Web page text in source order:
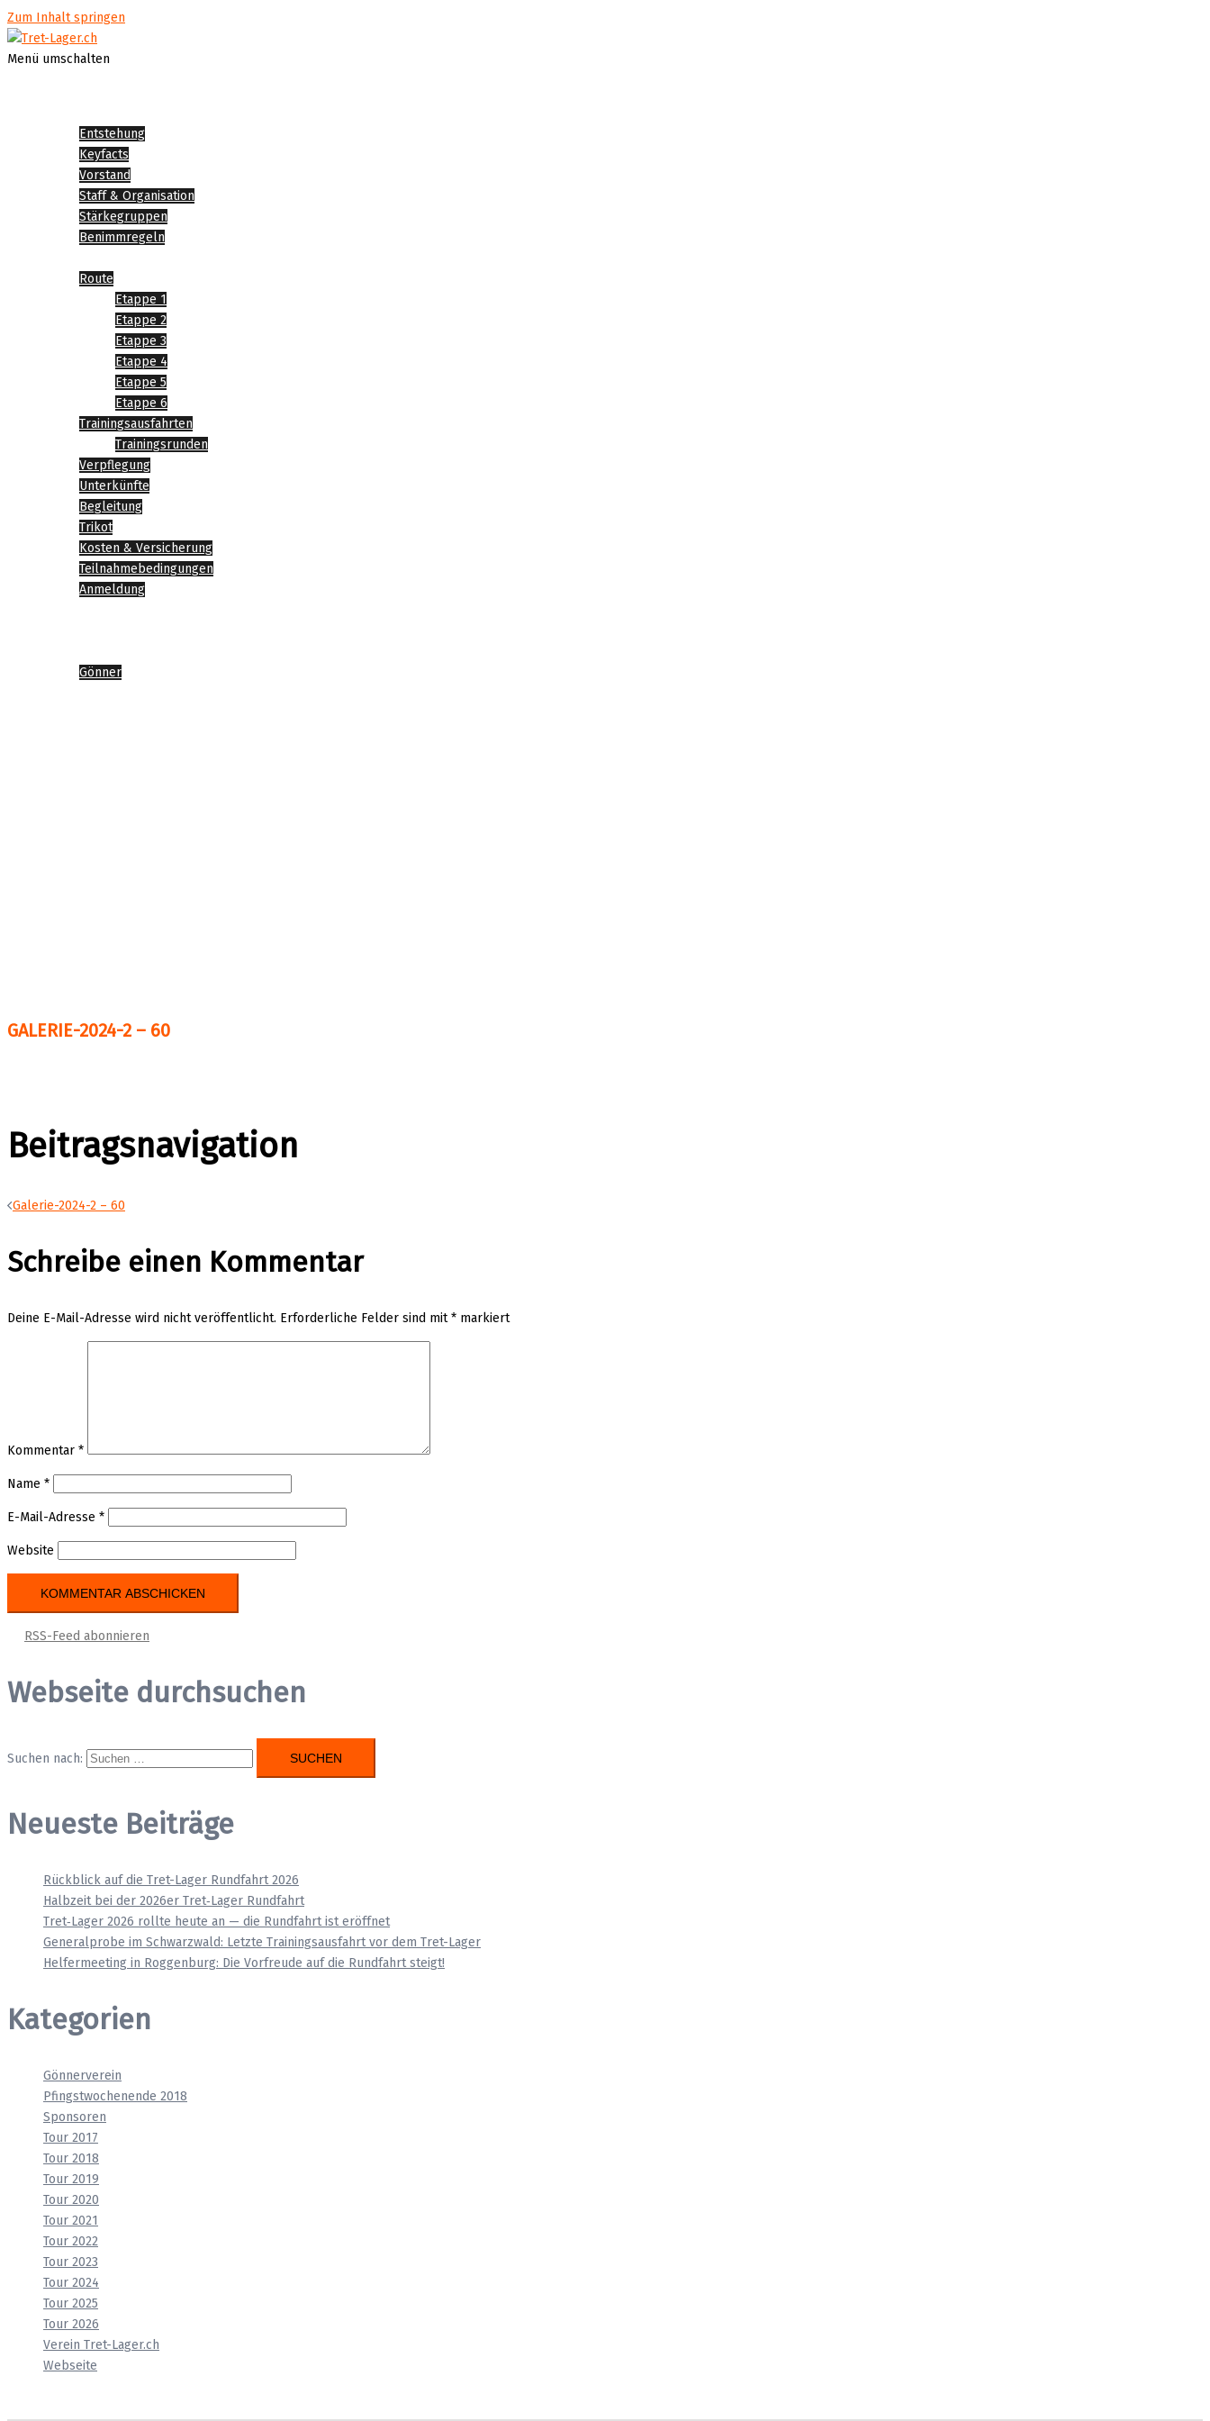
Zum Inhalt springen
Menü umschalten
Entstehung
Keyfacts
Vorstand
Staff & Organisation
Stärkegruppen
Benimmregeln
Route
Etappe 1
Etappe 2
Etappe 3
Etappe 4
Etappe 5
Etappe 6
Trainingsausfahrten
Trainingsrunden
Verpflegung
Unterkünfte
Begleitung
Trikot
Kosten & Versicherung
Teilnahmebedingungen
Anmeldung
Gönner
GALERIE-2024-2 – 60
Beitragsnavigation
Galerie-2024-2 – 60
Schreibe einen Kommentar
Deine E-Mail-Adresse wird nicht veröffentlicht. Erforderliche Felder sind mit* markiert
Kommentar *
Name *
E-Mail-Adresse *
Website
RSS-Feed abonnieren
Webseite durchsuchen
Suchen nach:
Neueste Beiträge
Rückblick auf die Tret-Lager Rundfahrt 2026
Halbzeit bei der 2026er Tret‑Lager Rundfahrt
Tret‑Lager 2026 rollte heute an — die Rundfahrt ist eröffnet
Generalprobe im Schwarzwald: Letzte Trainingsausfahrt vor dem Tret-Lager
Helfermeeting in Roggenburg: Die Vorfreude auf die Rundfahrt steigt!
Kategorien
Gönnerverein
Pfingstwochenende 2018
Sponsoren
Tour 2017
Tour 2018
Tour 2019
Tour 2020
Tour 2021
Tour 2022
Tour 2023
Tour 2024
Tour 2025
Tour 2026
Verein Tret-Lager.ch
Webseite